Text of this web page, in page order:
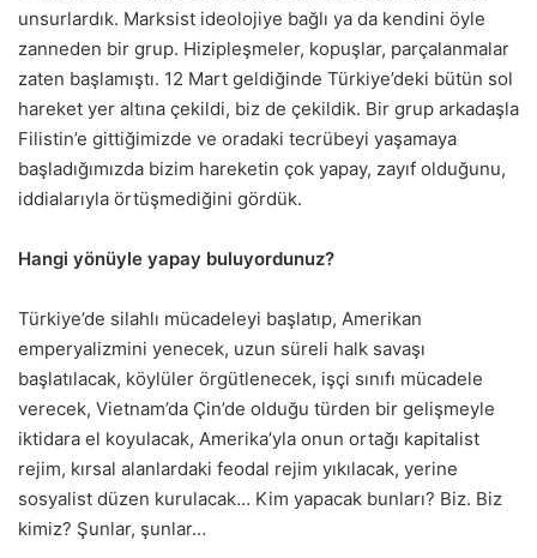
unsurlardık. Marksist ideolojiye bağlı ya da kendini öyle
zanneden bir grup. Hizipleşmeler, kopuşlar, parçalanmalar
zaten başlamıştı. 12 Mart geldiğinde Türkiye’deki bütün sol
hareket yer altına çekildi, biz de çekildik. Bir grup arkadaşla
Filistin’e gittiğimizde ve oradaki tecrübeyi yaşamaya
başladığımızda bizim hareketin çok yapay, zayıf olduğunu,
iddialarıyla örtüşmediğini gördük.
Hangi yönüyle yapay buluyordunuz?
Türkiye’de silahlı mücadeleyi başlatıp, Amerikan
emperyalizmini yenecek, uzun süreli halk savaşı
başlatılacak, köylüler örgütlenecek, işçi sınıfı mücadele
verecek, Vietnam’da Çin’de olduğu türden bir gelişmeyle
iktidara el koyulacak, Amerika’yla onun ortağı kapitalist
rejim, kırsal alanlardaki feodal rejim yıkılacak, yerine
sosyalist düzen kurulacak… Kim yapacak bunları? Biz. Biz
kimiz? Şunlar, şunlar…